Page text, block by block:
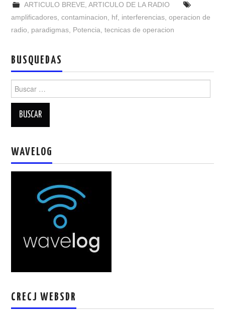
ARTICULO BREVE, ARTICULO DE LA RADIO
amplificadores,contaminacion, hf, interferencias,operacion de
radio, paradigmas, Potencia,tecnicas de operacion
BUSQUEDAS
Buscar:
WAVELOG
CRECJ WEBSDR